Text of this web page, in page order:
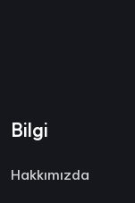
Bilgi
Hakkımızda